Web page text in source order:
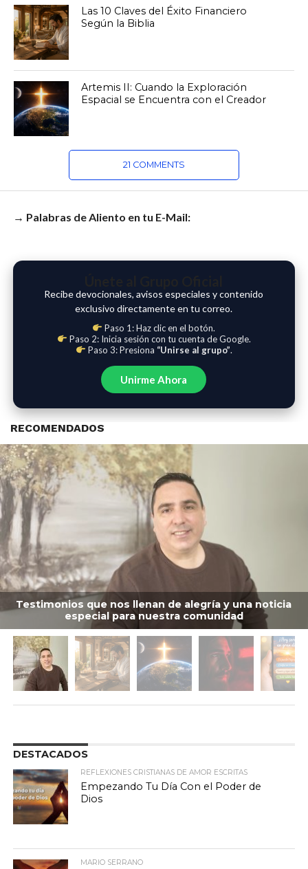
Las 10 Claves del Éxito Financiero
Según la Biblia
Artemis II: Cuando la Exploración
Espacial se Encuentra con el Creador
21 COMMENTS
→ Palabras de Aliento en tu E-Mail:
Recibe devocionales, avisos especiales y contenido
exclusivo directamente en tu correo.
Paso 1: Haz clic en el botón.
Paso 2: Inicia sesión con tu cuenta de Google.
Paso 3: Presiona “Unirse al grupo”.
Unirme Ahora
RECOMENDADOS
Testimonios que nos llenan de alegría y una noticia
especial para nuestra comunidad
DESTACADOS
REFLEXIONES CRISTIANAS DE AMOR ESCRITAS
Empezando Tu Día Con el Poder de
Dios
MARIO SERRANO